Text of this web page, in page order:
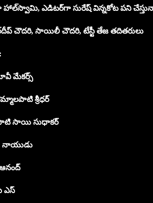
ఎడిటర్‌గా సురేష్ విన్నకోట పని
చౌదరి, సాయిలీ చౌదరి, టేస్టీ తేజ తదితరులు
మేకర్స్
శ్రీధర్
సాయి సుధాకర్
నాయుడు
ఎస్